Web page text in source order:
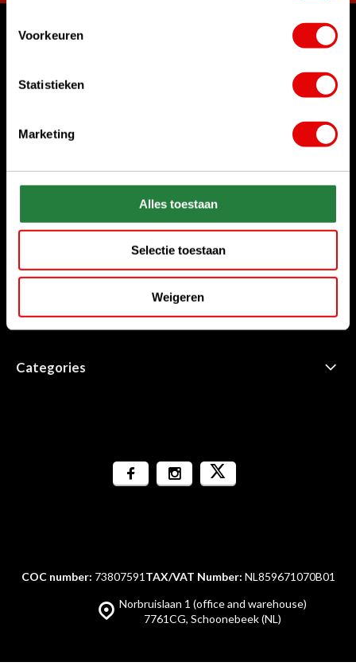
Voorkeuren
Statistieken
Marketing
Alles toestaan
Selectie toestaan
Weigeren
Call us for anything
Send us an e-mail
Customer service
Categories
Norbruislaan 1 (office and warehouse)
7761CG, Schoonebeek (NL)
COC number: 73807591 TAX/VAT Number: NL859671070B01